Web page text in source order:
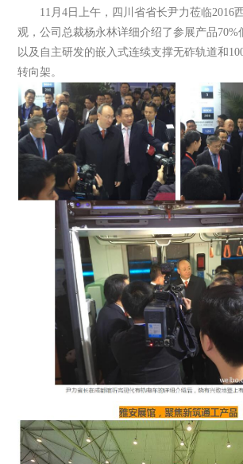
11月4日上午，四川省省长尹力莅临2016
观，公司总裁杨永林详细介绍了参展产品70%
以及自主研发的嵌入式连续支撑无砟轨道和
转向架。